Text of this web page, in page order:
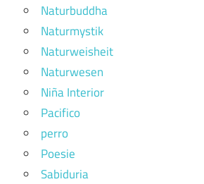
Naturbuddha
Naturmystik
Naturweisheit
Naturwesen
Niña Interior
Pacifico
perro
Poesie
Sabiduria